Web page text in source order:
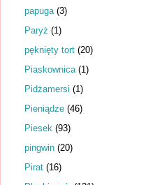
papuga (3)
Paryż (1)
pęknięty tort (20)
Piaskownica (1)
Pidżamersi (1)
Pieniądze (46)
Piesek (93)
pingwin (20)
Pirat (16)